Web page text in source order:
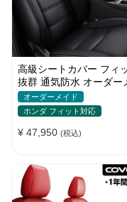
高級シートカバー フィ
抜群 通気防水 オーダー
ド 6色 スポーツ感 全席
ト
オーダーメイド
ホンダ フィット対応
¥ 47,950 (税込)